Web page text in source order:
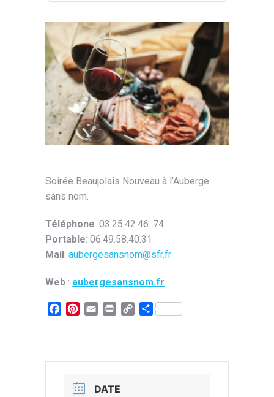
Soirée Beaujolais Nouveau à l’Auberge
sans nom.
Téléphone :03.25.42.46. 74
Portable: 06.49.58.40.31
Mail: aubergesansnom@sfr.fr
Web : aubergesansnom.fr
Facebook
Pinterest
Email Print
CopyPartager
DATE